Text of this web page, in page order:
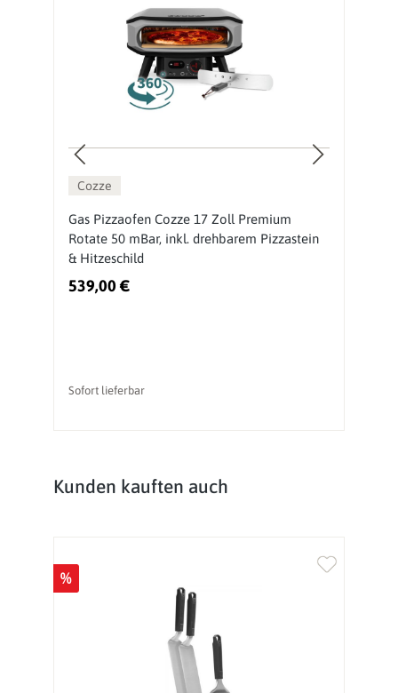
Cozze
Gas Pizzaofen Cozze 17 Zoll Premium
Rotate 50 mBar, inkl. drehbarem Pizzastein
& Hitzeschild
539,00 €
Sofort lieferbar
Produktgalerie überspringen
Kunden kauften auch
%